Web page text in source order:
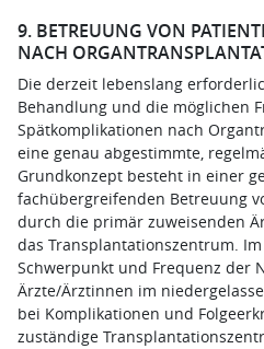
9. BETREUUNG VON
NACH
Die derzeit lebenslang
Behandlung und die möglichen
Spätkomplikationen nach
eine genau abgestimmte,
Grundkonzept besteht in einer
fachübergreifenden Betreuung
durch die primär zuweisenden
das Transplantationszentrum.
Schwerpunkt und Frequenz der
Ärzte/Ärztinnen im
bei Komplikationen und
zuständige